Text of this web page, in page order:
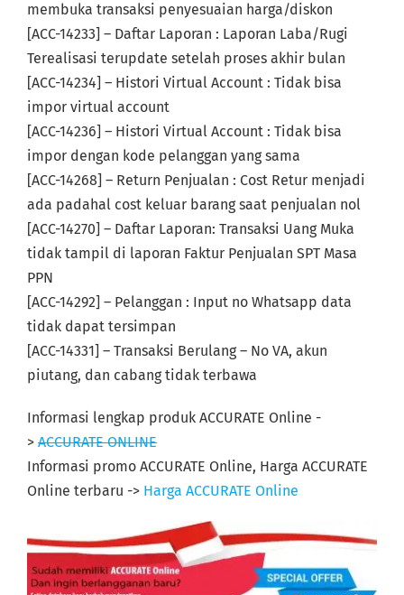
membuka transaksi penyesuaian harga/diskon
[ACC-14233] – Daftar Laporan : Laporan Laba/Rugi
Terealisasi terupdate setelah proses akhir bulan
[ACC-14234] – Histori Virtual Account : Tidak bisa
impor virtual account
[ACC-14236] – Histori Virtual Account : Tidak bisa
impor dengan kode pelanggan yang sama
[ACC-14268] – Return Penjualan : Cost Retur menjadi
ada padahal cost keluar barang saat penjualan nol
[ACC-14270] – Daftar Laporan: Transaksi Uang Muka
tidak tampil di laporan Faktur Penjualan SPT Masa
PPN
[ACC-14292] – Pelanggan : Input no Whatsapp data
tidak dapat tersimpan
[ACC-14331] – Transaksi Berulang – No VA, akun
piutang, dan cabang tidak terbawa
Informasi lengkap produk ACCURATE Online -
> ACCURATE ONLINE
Informasi promo ACCURATE Online, Harga ACCURATE
Online terbaru -> Harga ACCURATE Online